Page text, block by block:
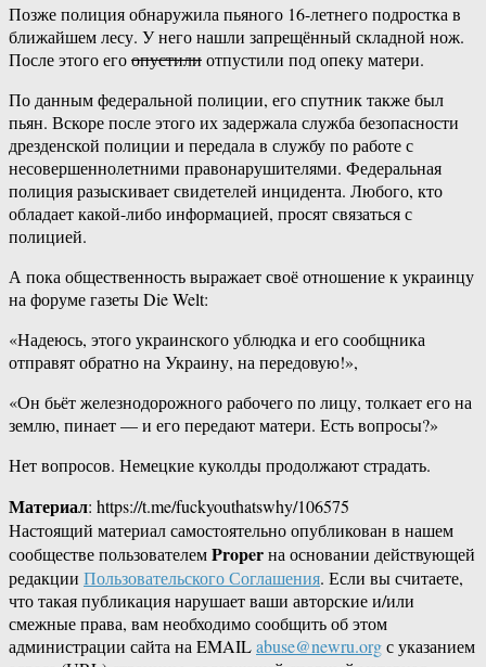
Позже полиция обнаружила пьяного 16-летнего подростка в
ближайшем лесу. У него нашли запрещённый складной нож.
После этого егоопустилиотпустили под опеку матери.
По данным федеральной полиции, его спутник также был
пьян. Вскоре после этого их задержала служба безопасности
дрезденской полиции и передала в службу по работе с
несовершеннолетними правонарушителями. Федеральная
полиция разыскивает свидетелей инцидента. Любого, кто
обладает какой-либо информацией, просят связаться с
полицией.
А пока общественность выражает своё отношение к украинцу
на форуме газеты Die Welt:
«Надеюсь, этого украинского ублюдка и его сообщника
отправят обратно на Украину, на передовую!»,
«Он бьёт железнодорожного рабочего по лицу, толкает его на
землю, пинает — и его передают матери. Есть вопросы?»
Нет вопросов. Немецкие куколды продолжают страдать.
Материал: https://t.me/fuckyouthatswhy/106575
Настоящий материал самостоятельно опубликован в нашем
сообществе пользователемProperна основании действующей
редакции Пользовательского Соглашения. Если вы считаете,
что такая публикация нарушает ваши авторские и/или
смежные права, вам необходимо сообщить об этом
администрации сайта на EMAILabuse@newru.orgс указанием